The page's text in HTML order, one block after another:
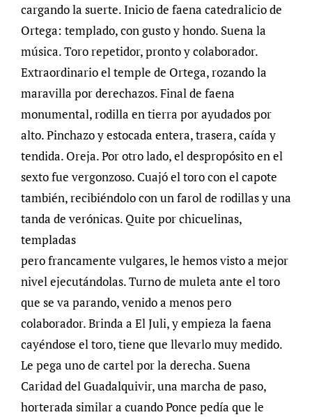
cargando la suerte. Inicio de faena catedralicio de
Ortega: templado, con gusto y hondo. Suena la
música. Toro repetidor, pronto y colaborador.
Extraordinario el temple de Ortega, rozando la
maravilla por derechazos. Final de faena
monumental, rodilla en tierra por ayudados por
alto. Pinchazo y estocada entera, trasera, caída y
tendida. Oreja. Por otro lado, el despropósito en el
sexto fue vergonzoso. Cuajó el toro con el capote
también, recibiéndolo con un farol de rodillas y una
tanda de verónicas. Quite por chicuelinas,
templadas
pero francamente vulgares, le hemos visto a mejor
nivel ejecutándolas. Turno de muleta ante el toro
que se va parando, venido a menos pero
colaborador. Brinda a El Juli, y empieza la faena
cayéndose el toro, tiene que llevarlo muy medido.
Le pega uno de cartel por la derecha. Suena
Caridad del Guadalquivir, una marcha de paso,
horterada similar a cuando Ponce pedía que le